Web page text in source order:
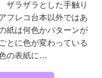
ラザラとした手触り
フレコ台本以外ではあ
紙は何色かパターンが
とに色が変わっている
の表紙に…